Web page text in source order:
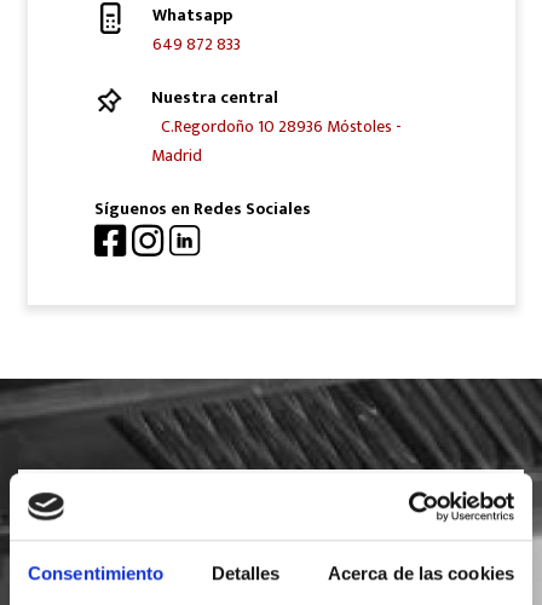
Consentimiento Detalles Acerca de las cookies
Whatsapp
649 872 833
Nuestra central
C.Regordoño 10 28936 Móstoles -
Madrid
Síguenos en Redes Sociales
SOLICITA INFORMACIÓN